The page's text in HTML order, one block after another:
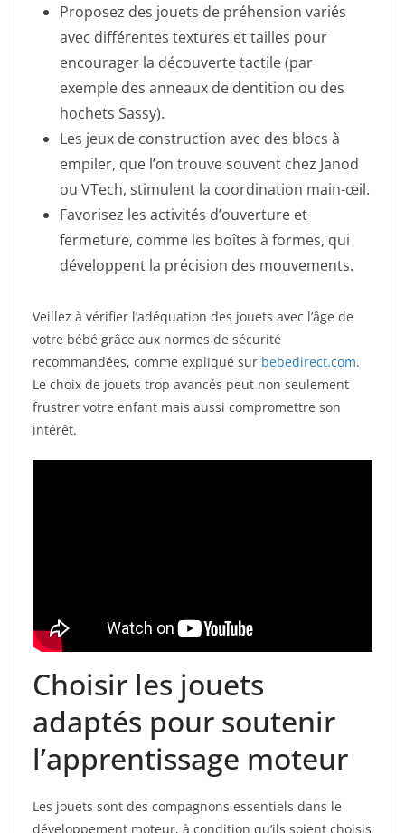
Proposez des jouets de préhension variés
avec différentes textures et tailles pour
encourager la découverte tactile (par
exemple des anneaux de dentition ou des
hochets Sassy).
Les jeux de construction avec des blocs à
empiler, que l’on trouve souvent chez Janod
ou VTech, stimulent la coordination main-œil.
Favorisez les activités d’ouverture et
fermeture, comme les boîtes à formes, qui
développent la précision des mouvements.
Veillez à vérifier l’adéquation des jouets avec l’âge de
votre bébé grâce aux normes de sécurité
recommandées, comme expliqué sur bebedirect.com.
Le choix de jouets trop avancés peut non seulement
frustrer votre enfant mais aussi compromettre son
intérêt.
Choisir les jouets
adaptés pour soutenir
l’apprentissage moteur
Les jouets sont des compagnons essentiels dans le
développement moteur, à condition qu’ils soient choisis